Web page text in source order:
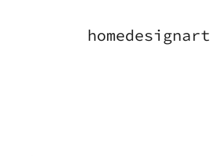
homedesignart